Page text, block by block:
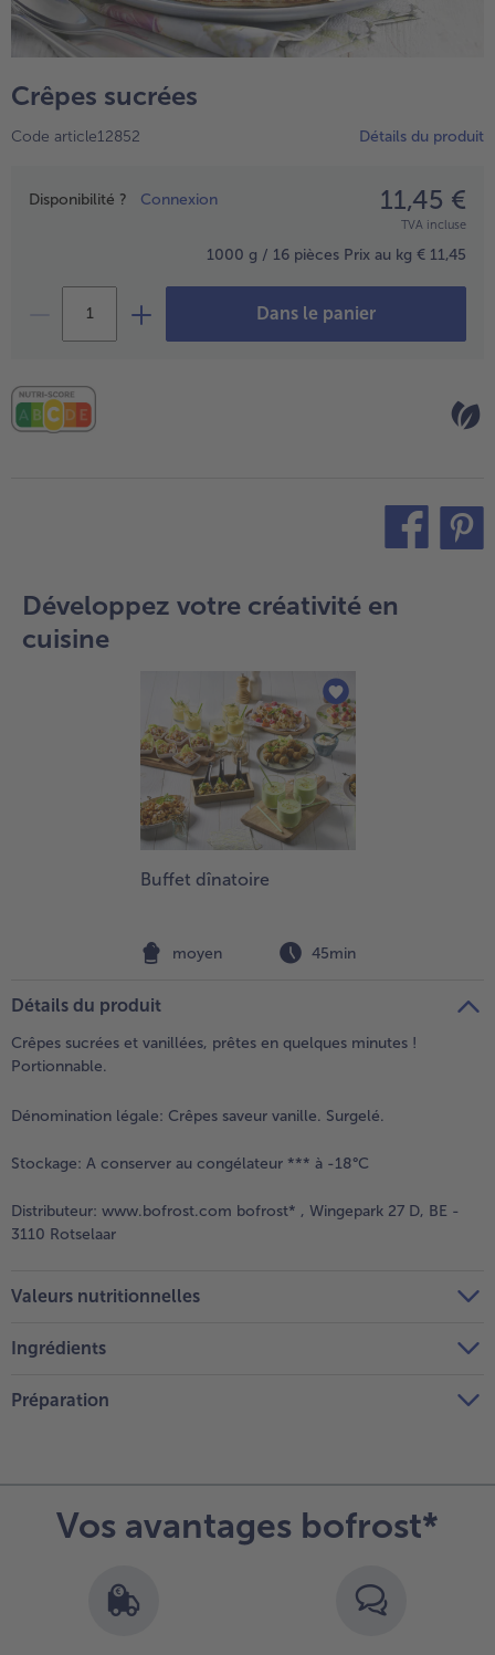
TousPlats cuisinés
Boulangerie & Pâtisserie
TousBoulangerie & Pâtisserie
TousEntrées, Apéritifs & Snacks
Produits non surgelés
TousProduits non surgelés
Crêpes sucrées
Code article12852 Détails du produit
Prix
Disponibilité ? Connexion 11,45 €
TVA incluse
1000 g / 16 pièces Prix au kg € 11,45
Dans le panier
Développez votre créativité en
cuisine
Buffet dînatoire
moyen 45min
Détails du produit
Crêpes sucrées et vanillées, prêtes en quelques minutes !
Portionnable.
Dénomination légale: Crêpes saveur vanille. Surgelé.
Stockage: A conserver au congélateur *** à -18°C
Distributeur: www.bofrost.com bofrost* , Wingepark 27 D, BE -
3110 Rotselaar
Valeurs nutritionnelles
Ingrédients
Préparation
Vos avantages bofrost*